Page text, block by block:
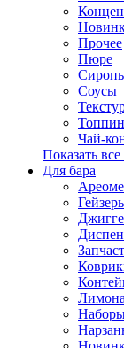
Прочее
Пюре
Соусы
Чай-
Показать
Для бара